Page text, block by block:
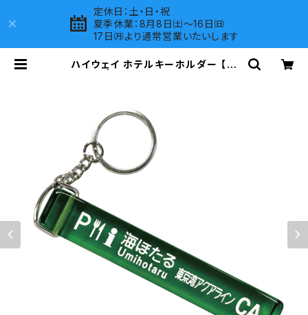
定休日：土・日・祝
夏季休業：8月8日㈯～16日㈰
17日㈪より通常営業いたいします
ハイウェイ ホテルキーホルダー 【海